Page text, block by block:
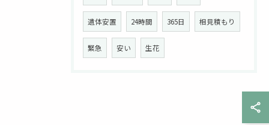
遺体安置 24時間 365日 相見積もり
緊急 安い 生花